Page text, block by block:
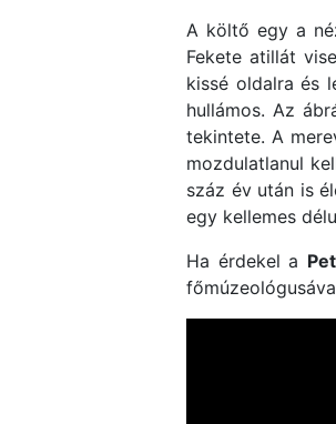
A költő egy a
Fekete atillát
kissé oldalra és
hullámos. Az
tekintete. A
mozdulatlanul
száz év után is
egy kellemes
Ha érdekel a